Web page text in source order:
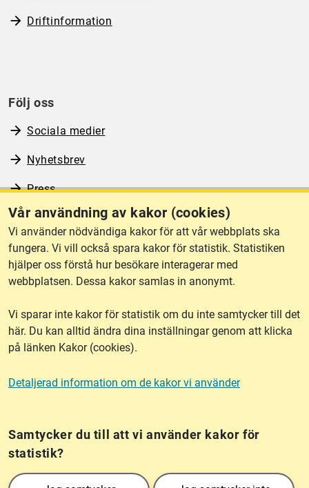
Vår användning av kakor (cookies)
Vi använder nödvändiga kakor för att vår webbplats ska
fungera. Vi vill också spara kakor för statistik. Statistiken
hjälper oss förstå hur besökare interagerar med
webbplatsen. Dessa kakor samlas in anonymt.
Vi sparar inte kakor för statistik om du inte samtycker till det
här. Du kan alltid ändra dina inställningar genom att klicka
på länken Kakor (cookies).
Detaljerad information om de kakor vi använder
Samtycker du till att vi använder kakor för
statistik?
Driftinformation
Följ oss
Sociala medier
Nyhetsbrev
Press
RSS
Om webbplatsen
Tillgänglighet
Other languages
Kakor (cookies)
Lantmäteriet är den myndighet som kartlägger Sverige. Till våra uppgifter hör